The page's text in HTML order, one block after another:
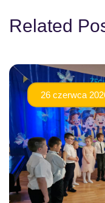
Related
26 czerwca